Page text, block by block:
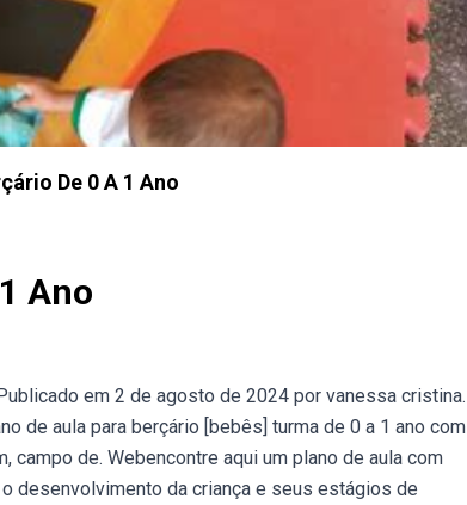
De 0 A 1 Ano
Ano
em 2 de agosto de 2024 por vanessa cristina.
de aula para berçário [bebês] turma de 0 a 1 ano com
de. Webencontre aqui um plano de aula com
desenvolvimento da criança e seus estágios de